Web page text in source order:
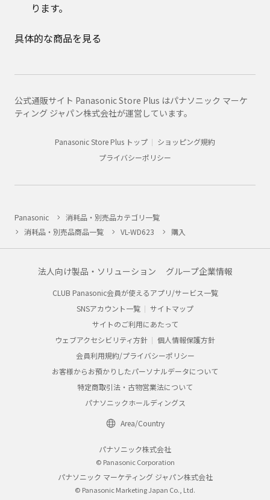
ります。
具体的な商品を見る
公式通販サイト Panasonic Store Plus はパナソニック マーケ
ティング ジャパン株式会社が運営しています。
Panasonic Store Plus トップ
ショッピング規約
プライバシーポリシー
Panasonic
消耗品・別売品カテゴリ一覧
消耗品・別売品商品一覧
VL-WD623 購入
法人向け製品・ソリューション グループ企業情報
CLUB Panasonic会員が使えるアプリ/サービス一覧
SNSアカウント一覧
サイトマップ
サイトのご利用にあたって
ウェブアクセシビリティ方針
個人情報保護方針
会員利用規約/プライバシーポリシー
お客様からお預かりしたパーソナルデータについて
特定商取引法・古物営業法について
パナソニックホールディングス
Area/Country
パナソニック株式会社
© Panasonic Corporation
パナソニック マーケティング ジャパン株式会社
© Panasonic Marketing Japan Co., Ltd.